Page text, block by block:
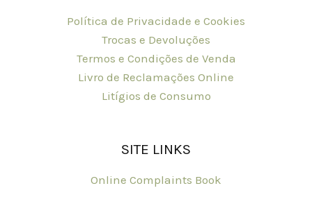
Política de Privacidade e Cookies
Trocas e Devoluções
Termos e Condições de Venda
Livro de Reclamações Online
Litígios de Consumo
SITE LINKS
Online Complaints Book